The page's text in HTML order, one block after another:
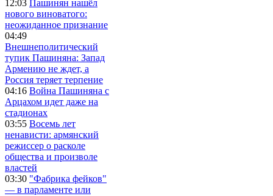
12:03 Пашинян нашёл
нового виноватого:
неожиданное признание
04:49
Внешнеполитический
тупик Пашиняна: Запад
Армению не ждет, а
Россия теряет терпение
04:16 Война Пашиняна с
Арцахом идет даже на
стадионах
03:55 Восемь лет
ненависти: армянский
режиссер о расколе
общества и произволе
властей
03:30 "Фабрика фейков"
— в парламенте или